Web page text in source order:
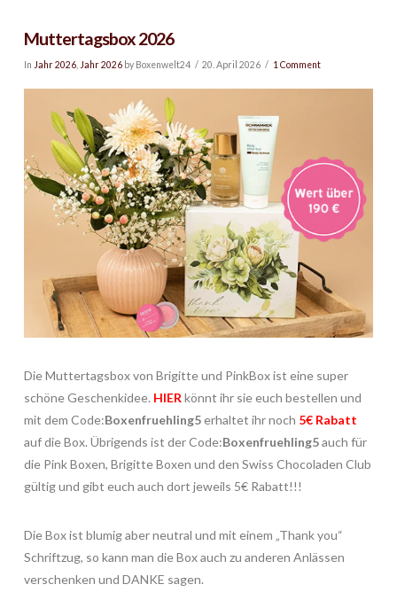
Muttertagsbox 2026
In Jahr 2026, Jahr 2026by Boxenwelt24 20. April 2026 1 Comment
Die Muttertagsbox von Brigitte und PinkBox ist eine super
schöne Geschenkidee. HIER könnt ihr sie euch bestellen und
mit dem Code:Boxenfruehling5erhaltet ihr noch 5€ Rabatt
auf die Box. Übrigends ist der Code:Boxenfruehling5auch für
die Pink Boxen, Brigitte Boxen und den Swiss Chocoladen Club
gültig und gibt euch auch dort jeweils 5€ Rabatt!!!
Die Box ist blumig aber neutral und mit einem „Thank you“
Schriftzug, so kann man die Box auch zu anderen Anlässen
verschenken und DANKE sagen.